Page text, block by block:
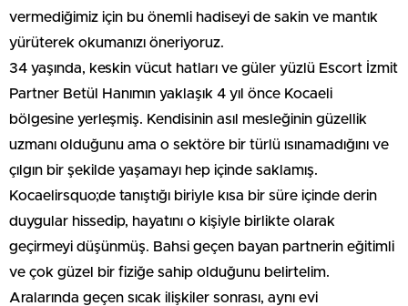
vermediğimiz için bu önemli hadiseyi de sakin ve mantık
yürüterek okumanızı öneriyoruz.
34 yaşında, keskin vücut hatları ve güler yüzlü Escort İzmit
Partner Betül Hanımın yaklaşık 4 yıl önce Kocaeli
bölgesine yerleşmiş. Kendisinin asıl mesleğinin güzellik
uzmanı olduğunu ama o sektöre bir türlü ısınamadığını ve
çılgın bir şekilde yaşamayı hep içinde saklamış.
Kocaelirsquo;de tanıştığı biriyle kısa bir süre içinde derin
duygular hissedip, hayatını o kişiyle birlikte olarak
geçirmeyi düşünmüş. Bahsi geçen bayan partnerin eğitimli
ve çok güzel bir fiziğe sahip olduğunu belirtelim.
Aralarında geçen sıcak ilişkiler sonrası, aynı evi